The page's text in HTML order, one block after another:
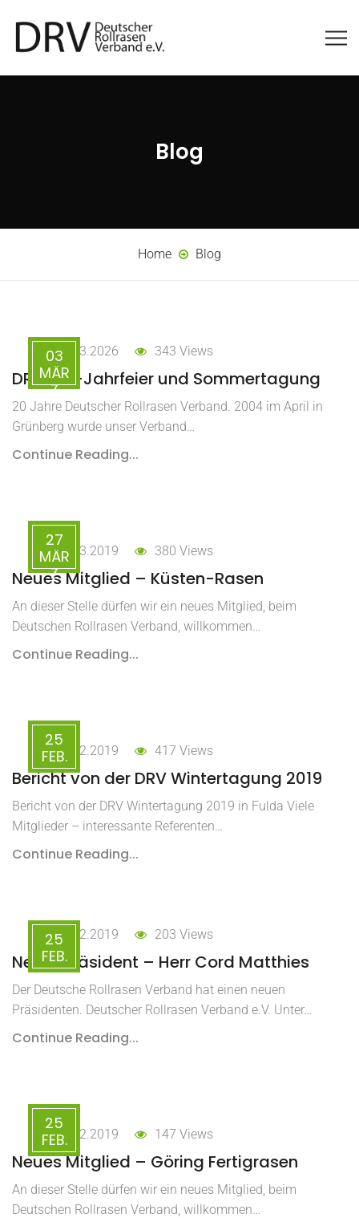
Blog
Home Blog
03
MÄR
Z
03.03.2026 343 Views
DRV-20-Jahrfeier und Sommertagung
20 Jahre Deutscher Rollrasen Verband. 2004 im April in
Grünberg wurde unser Verband…
Continue Reading...
27
MÄR
Z
27.03.2019 380 Views
Neues Mitglied – Küsten-Rasen
An dieser Stelle dürfen wir ein neues Mitglied, beim
Deutschen Rollrasen Verband, willkommen…
Continue Reading...
25
FEB.25.02.2019 417 Views
Bericht von der DRV Wintertagung 2019
Bericht von der DRV Wintertagung 2019 in Fulda Viele
Mitglieder – interessante Referenten…
Continue Reading...
25
FEB.
25.02.2019 203 Views
Neuer Präsident – Herr Cord Matthies
Der Deutsche Rollrasen Verband hat einen neuen
Präsidenten. Deutscher Rollrasen Verband e.V. Unter…
Continue Reading...
25
FEB.25.02.2019 147 Views
Neues Mitglied – Göring Fertigrasen
An dieser Stelle dürfen wir ein neues Mitglied, beim
Deutschen Rollrasen Verband, willkommen…